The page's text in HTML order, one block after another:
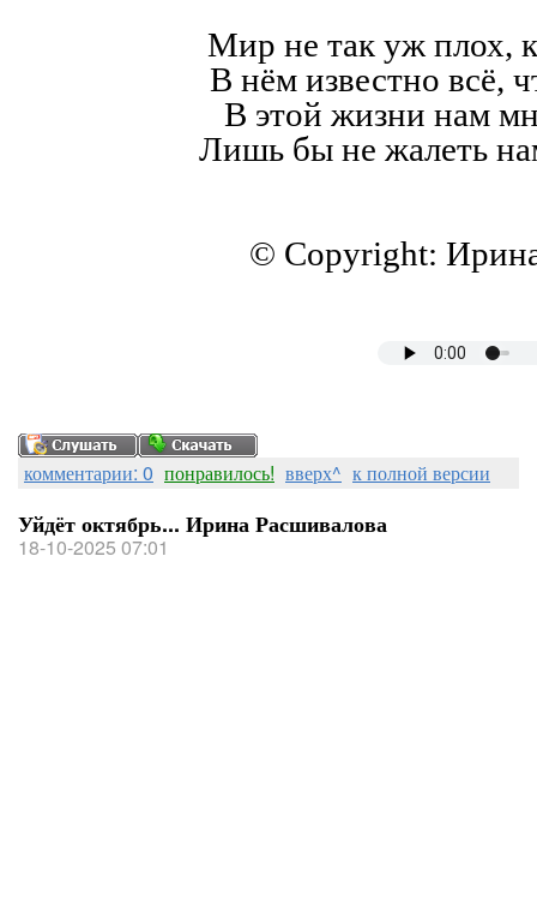
Мир не так уж плох,
В нём известно всё,
В этой жизни нам
Лишь бы не жалеть
© Copyright:
комментарии: 0 понравилось! вверх^ к полной версии
Уйдёт октябрь... Ирина Расшивалова
18-10-2025 07:01